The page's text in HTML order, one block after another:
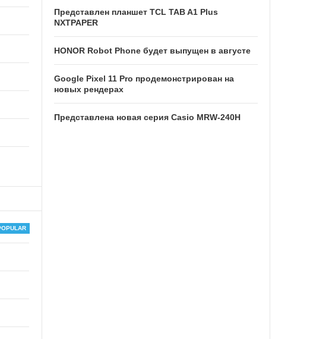
Представлен планшет TCL TAB A1 Plus
NXTPAPER
HONOR Robot Phone будет выпущен в августе
Google Pixel 11 Pro продемонстрирован на
новых рендерах
Представлена новая серия Casio MRW-240H